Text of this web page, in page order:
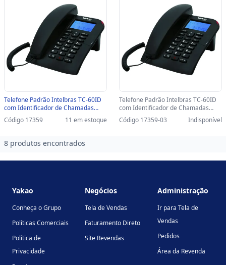
Telefone Padrão Intelbras TC-60ID
com Identificador de Chamadas
Preto - 4000074 - 4000074
Código 17359 11 em estoque
Telefone Padrão Intelbras TC-60ID
com Identificador de Chamadas
Preto - 4000074-SINOP-03 -
4000074
Código 17359-03 Indisponível
8 produtos encontrados
Yakao
Conheça o Grupo
Políticas Comerciais
Política de
Privacidade
Negócios
Tela de Vendas
Faturamento Direto
Site Revendas
Administração
Ir para Tela de
Vendas
Pedidos
Área da Revenda